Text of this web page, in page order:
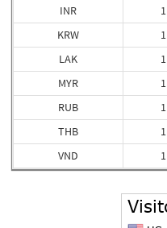
INR
KRW
LAK
MYR
RUB
THB
VND
1
1
1
1
1
1
1